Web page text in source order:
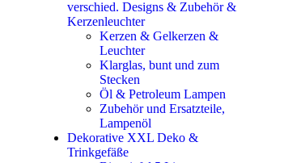
verschied. Designs & Zubehör &
Kerzenleuchter
Kerzen & Gelkerzen &
Leuchter
Klarglas, bunt und zum
Stecken
Öl & Petroleum Lampen
Zubehör und Ersatzteile,
Lampenöl
Dekorative XXL Deko &
Trinkgefäße